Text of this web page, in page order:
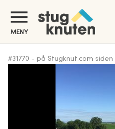
MENY
#31770 - på Stugknut.com siden